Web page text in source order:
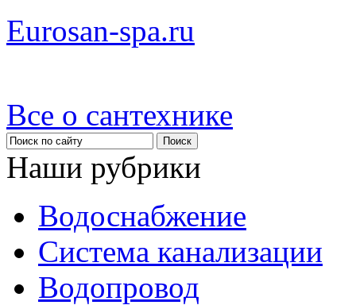
Eurosan-spa.ru
Все о сантехнике
Наши рубрики
Водоснабжение
Система канализации
Водопровод